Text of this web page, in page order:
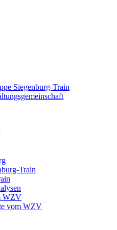
Siegenburg-Train
Train
WZV
vom WZV